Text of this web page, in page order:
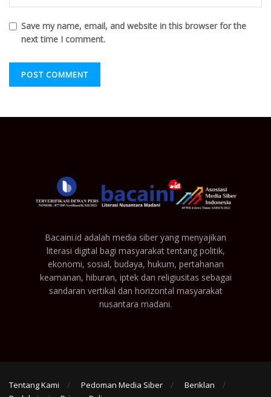
Save my name, email, and website in this browser for the
next time I comment.
Bacaini.id adalah media siber yang menyajikan
literasi digital bagi masyarakat tentang politik,
ekonomi, sosial, budaya, hukum, pertahanan
keamanan, hiburan, iptek dan religiusitas sebagai
sandaran vertikal dan horizontal masyarakat
nusantara madani.
Tentang Kami Pedoman Media Siber
Beriklan